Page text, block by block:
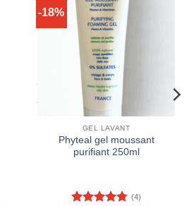
-18%
GEL LAVANT
Phyteal gel moussant
purifiant 250ml
(4)